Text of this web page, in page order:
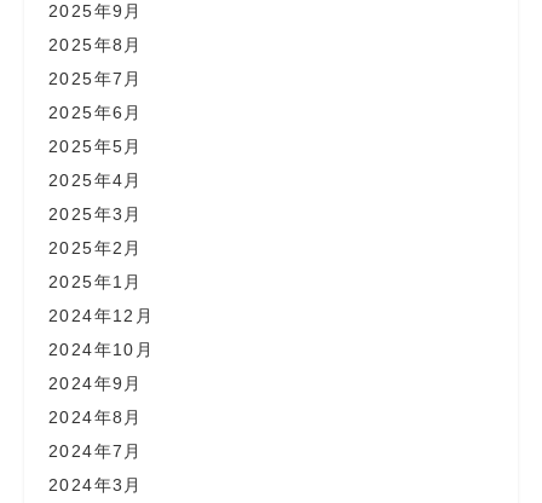
2025年9月
2025年8月
2025年7月
2025年6月
2025年5月
2025年4月
2025年3月
2025年2月
2025年1月
2024年12月
2024年10月
2024年9月
2024年8月
2024年7月
2024年3月